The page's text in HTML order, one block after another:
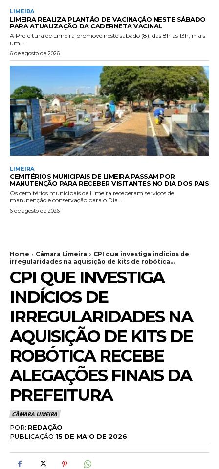
LIMEIRA
LIMEIRA REALIZA PLANTÃO DE VACINAÇÃO NESTE SÁBADO
PARA ATUALIZAÇÃO DA CADERNETA VACINAL
A Prefeitura de Limeira promove neste sábado (8), das 8h às 13h, mais
um...
6 de agosto de 2026
LIMEIRA
CEMITÉRIOS MUNICIPAIS DE LIMEIRA PASSAM POR
MANUTENÇÃO PARA RECEBER VISITANTES NO DIA DOS PAIS
Os cemitérios municipais de Limeira receberam serviços de
manutenção e conservação para o Dia...
6 de agosto de 2026